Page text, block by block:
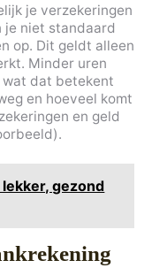
je verzekeringen
je niet standaard
op. Dit geldt alleen
Minder uren
wat dat betekent
en hoeveel komt
en geld
gezond